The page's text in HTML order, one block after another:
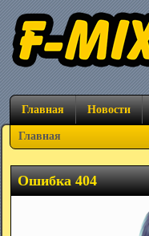
Главная Новости
Главная
Ошибка 404